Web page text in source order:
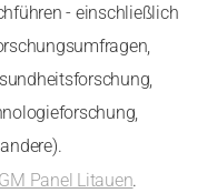
- einschließlich
Panel Litauen.